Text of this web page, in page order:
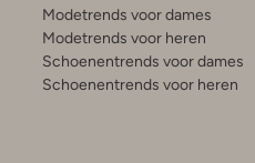
Modetrends voor dames
Modetrends voor heren
Schoenentrends voor dames
Schoenentrends voor heren